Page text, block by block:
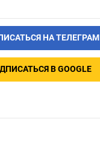
НА ТЕЛЕГРАМ
В GOOGLE